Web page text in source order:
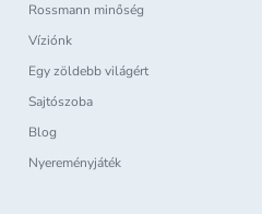
Rossmann minőség
Víziónk
Egy zöldebb világért
Sajtószoba
Blog
Nyereményjáték